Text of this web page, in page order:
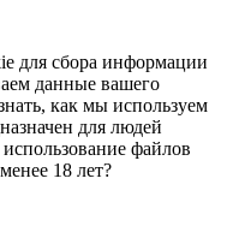
для сбора информации
данные вашего
как мы используем
для людей
файлов
18 лет?